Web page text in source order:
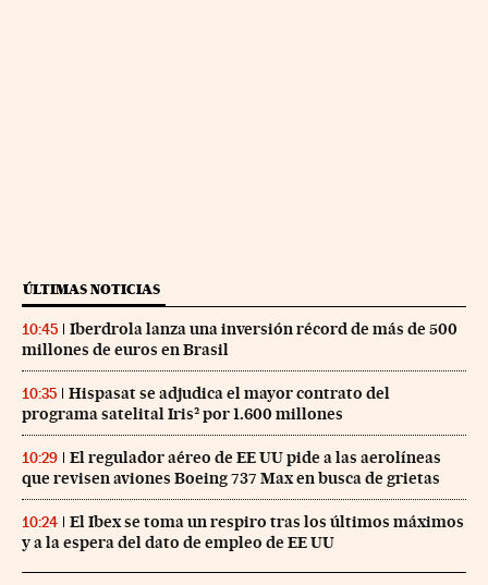
ÚLTIMAS NOTICIAS
10:45
Iberdrola lanza una inversión récord de más de 500
millones de euros en Brasil
10:35
Hispasat se adjudica el mayor contrato del
programa satelital Iris² por 1.600 millones
10:29
El regulador aéreo de EE UU pide a las aerolíneas
que revisen aviones Boeing 737 Max en busca de grietas
10:24
El Ibex se toma un respiro tras los últimos máximos
y a la espera del dato de empleo de EE UU